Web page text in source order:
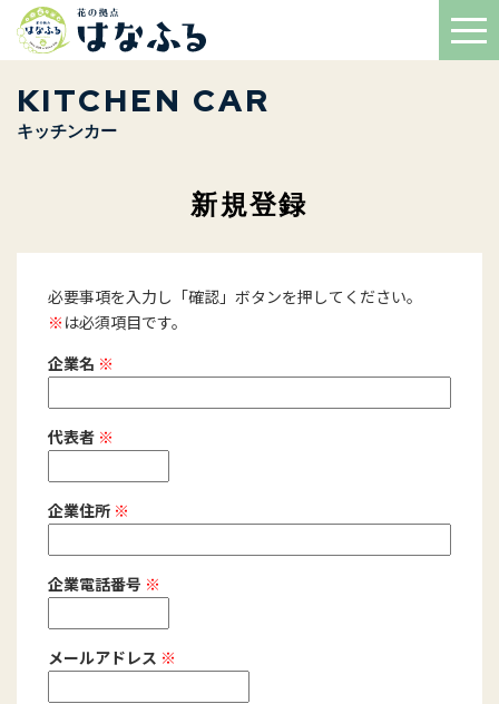
KITCHEN CAR
キッチンカー
新規登録
必要事項を入力し「確認」ボタンを押してください。
※ は必須項目です。
企業名 ※
代表者 ※
企業住所 ※
企業電話番号 ※
メールアドレス ※